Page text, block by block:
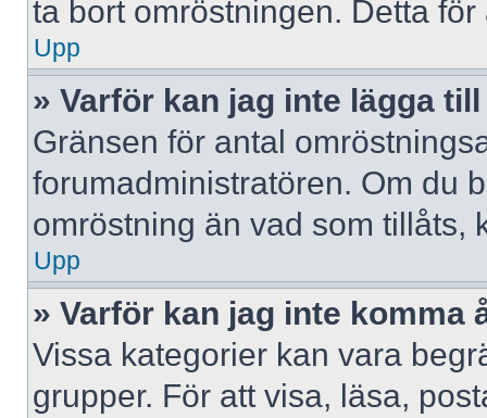
ta bort omröstningen. Detta
Upp
» Varför kan jag inte lägga
Gränsen för antal
forumadministratören. Om du
omröstning än vad som tillåts,
Upp
» Varför kan jag inte komma
Vissa kategorier kan vara
grupper. För att visa, läsa,